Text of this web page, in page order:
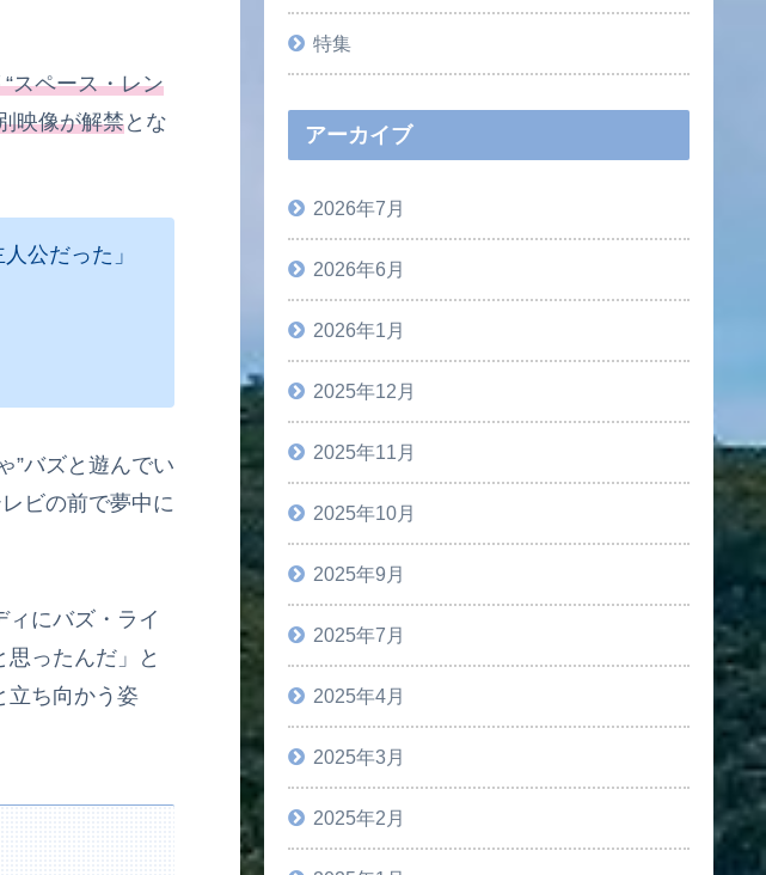
スペース・レン
映像が解禁とな
公だった」
”バズと遊んでい
ビの前で夢中に
にバズ・ライ
ったんだ」と
立ち向かう姿
特集
アーカイブ
2026年7月
2026年6月
2026年1月
2025年12月
2025年11月
2025年10月
2025年9月
2025年7月
2025年4月
2025年3月
2025年2月